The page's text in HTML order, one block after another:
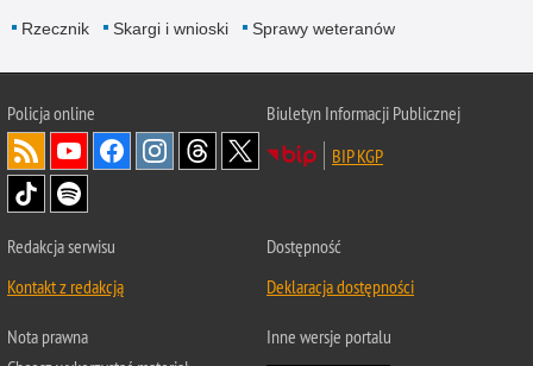
Rzecznik Skargi i wnioski Sprawy weteranów
Policjaonline
Biuletyn Informacji Publicznej
BIP KGP
Redakcja serwisu
Kontakt z redakcją
Dostępność
Deklaracja dostępności
Nota prawna
Inne wersje portalu